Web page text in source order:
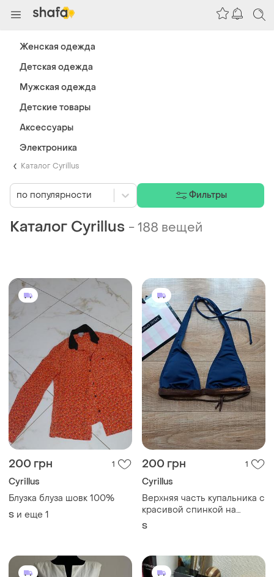
Каталог Cyrillus
Каталог Cyrillus -188 вещей
200 грн 1
Cyrillus
Блузка блуза шовк 100%
S и еще 1
200 грн 1
Cyrillus
Верхняя часть купальника с
красивой спинкой на
завязке
S
по популярности Фильтры
Женская одежда
Детская одежда
Мужская одежда
Детские товары
Аксессуары
Электроника